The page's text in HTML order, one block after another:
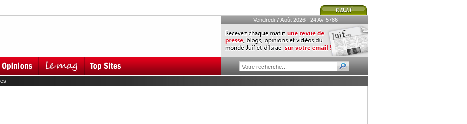
Vendredi 7 Août 2026 | 24 Av 5786